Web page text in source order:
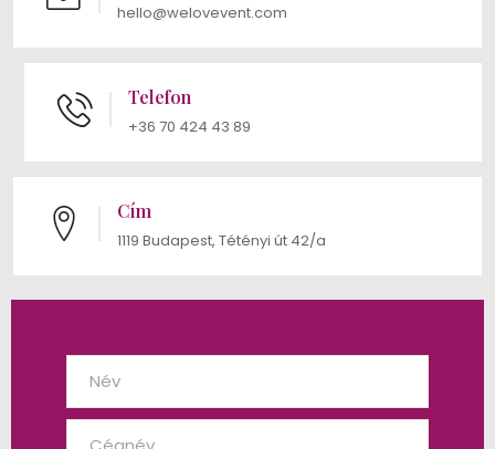
hello@welovevent.com
Telefon
+36 70 424 43 89
Cím
1119 Budapest, Tétényi út 42/a